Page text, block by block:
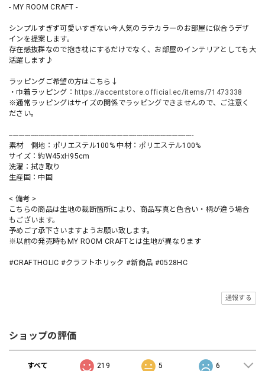
- MY ROOM CRAFT -
シンプルすぎず可愛いすぎない今人気のラテカラーのお部屋に似合うデザ
インを提案します。
存在感抜群なので抱き枕にするだけでなく、お部屋のインテリアとしても大
活躍します♪
ラッピングご希望の方はこちら↓
・巾着ラッピング： https://accentstore.official.ec/items/71473338
※通常ラッピングはサイズの関係でラッピングできませんので、ご注意く
ださい。
----------------------------------------------------------------------------------------------
素材 側地：ポリエステル100% 中材：ポリエステル100%
サイズ：約W45xH95cm
洗濯：拭き取り
生産国：中国
< 備考 >
こちらの商品は生地の裁断箇所により、商品写真と色合い・柄が違う場合
もございます。
予めご了承下さいますようお願い致します。
※以前の発売時もMY ROOM CRAFTとは生地が異なります
#CRAFTHOLIC #クラフトホリック #新商品 #0528HC
通報する
ショップの評価
すべて 219 5 6